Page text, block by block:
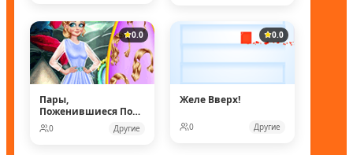
0.0
Пары,
Поженившиеся Под
Водой
0 Другие
0.0
Желе Вверх!
0 Другие